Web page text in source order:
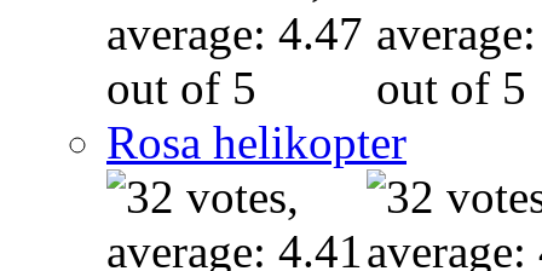
Rosa helikopter